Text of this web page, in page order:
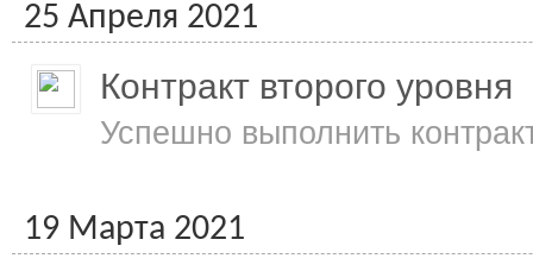
25 Апреля 2021
Контракт второго уровня
Успешно выполнить
19 Марта 2021